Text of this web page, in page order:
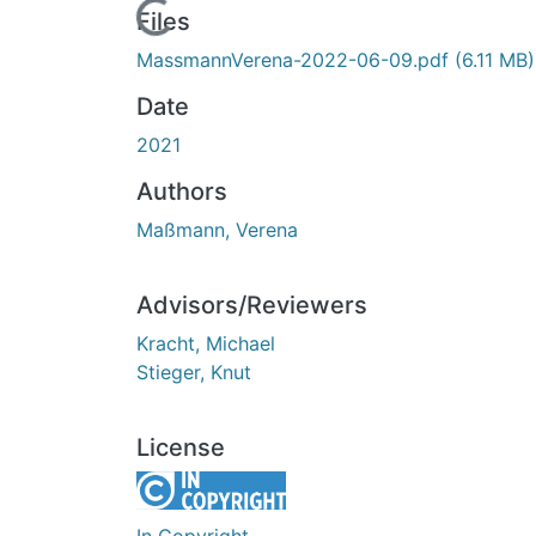
Loading...
Files
MassmannVerena-2022-06-09.pdf (6.11 MB)
Date
2021
Authors
Maßmann, Verena
Advisors/Reviewers
Kracht, Michael
Stieger, Knut
License